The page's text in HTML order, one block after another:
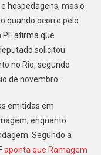
Rio
No
Mesmo
Horário
De
Votações
hospedagens, mas o
quando ocorre pelo
afirma que
solicitou
no Rio, segundo
de novembro.
emitidas em
enquanto
Segundo a
aponta que Ramagem